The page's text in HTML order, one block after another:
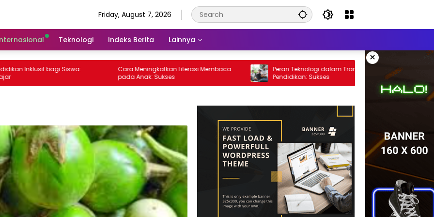
Friday, August 7, 2026
Teknologi Indeks Berita Lainnya
×
Inklusif bagi Siswa:
Cara Meningkatkan Literasi Membaca
pada Anak: Sukses
Peran Teknologi dalam Transformasi
Pendidikan: Sukses